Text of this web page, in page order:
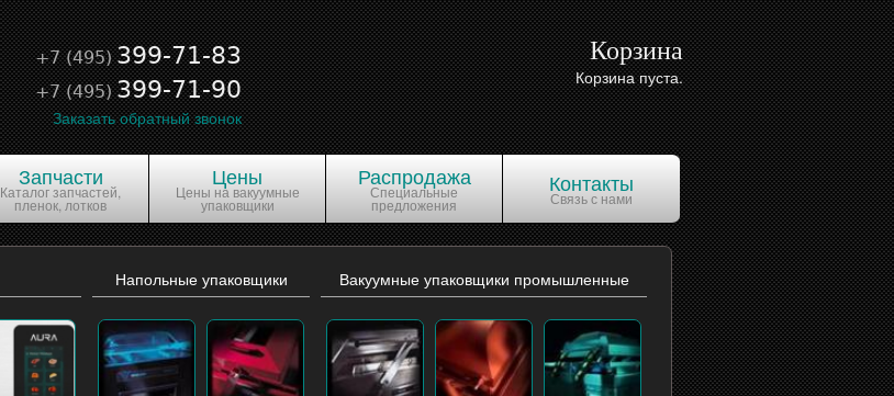
+7 (495) 399-71-83
+7 (495) 399-71-90
Заказать обратный звонок
Корзина
Корзина пуста.
Запчасти
Каталог запчастей,
пленок, лотков
Цены
Цены на вакуумные
упаковщики
Распродажа
Специальные
предложения
Контакты
Связь с нами
Напольные упаковщики Вакуумные упаковщики промышленные